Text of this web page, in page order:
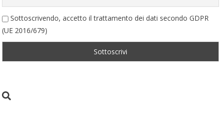
Sottoscrivendo, accetto il trattamento dei dati secondo GDPR
(UE 2016/679)